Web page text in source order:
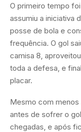
O primeiro tempo
assumiu a iniciativa
posse de bola e
frequência. O gol
camisa 8,
toda a defesa, e
placar.
Mesmo com menos
antes de sofrer o
chegadas, e após